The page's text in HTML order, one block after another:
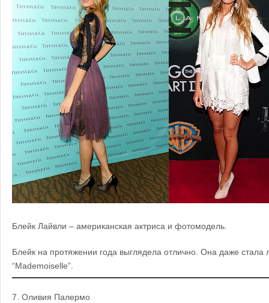
Блейк Лайвли – американская актриса и фотомодель.
Блейк на протяжении года выглядела отлично. Она даже
“Mademoiselle”.
7. Оливия Палермо